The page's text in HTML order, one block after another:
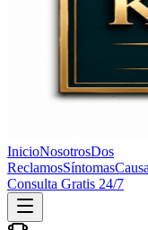
InicioNosotrosDos
ReclamosSíntomas
Consulta Gratis 24/7